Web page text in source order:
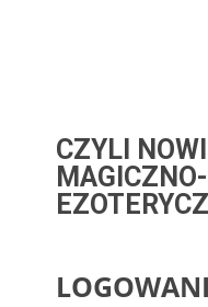
CZYLI
MAGICZNO-